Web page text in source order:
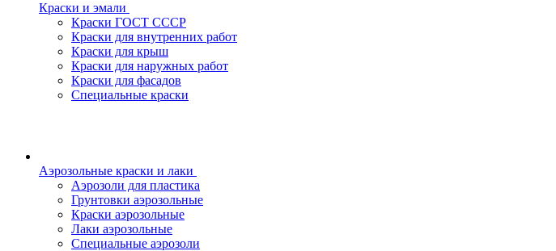
Краски и эмали
Краски ГОСТ СССР
Краски для внутренних работ
Краски для крыш
Краски для наружных работ
Краски для фасадов
Специальные краски
Аэрозольные краски и лаки
Аэрозоли для пластика
Грунтовки аэрозольные
Краски аэрозольные
Лаки аэрозольные
Специальные аэрозоли